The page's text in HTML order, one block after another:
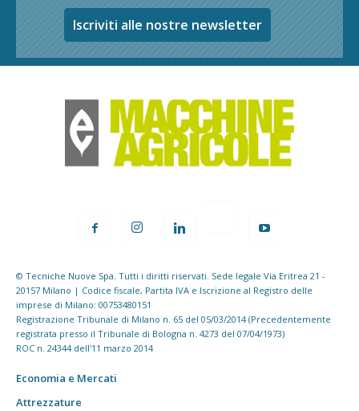
Iscriviti alle nostre newsletter
© Tecniche Nuove Spa. Tutti i diritti riservati. Sede legale Via Eritrea 21 -
20157 Milano | Codice fiscale, Partita IVA e Iscrizione al Registro delle
imprese di Milano: 00753480151
Registrazione Tribunale di Milano n. 65 del 05/03/2014 (Precedentemente
registrata presso il Tribunale di Bologna n. 4273 del 07/04/1973)
ROC n. 24344 dell'11 marzo 2014
Economia e Mercati
Attrezzature